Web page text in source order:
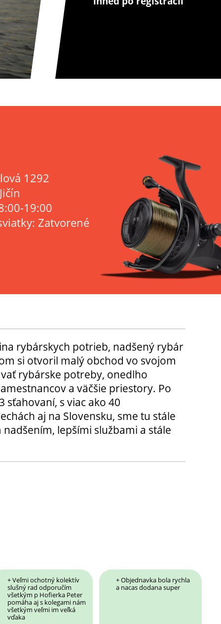
1292
19:00
Zatvorené
rybárskych potrieb, nadšený rybár
si otvoril malý obchod vo svojom
rybárske potreby, onedlho
a väčšie priestory. Po
sťahovaní, s viac ako 40
aj na Slovensku, sme tu stále
lepšími službami a stále
+ Veľmi ochotný kolektív
slušný rad odporučím
všetkým p Hofierka Peter
pomáha aj s kolegami nám
všetkým veľmi im veľká
vďaka
+ Objednavka bola rychla
a nacas dodana super